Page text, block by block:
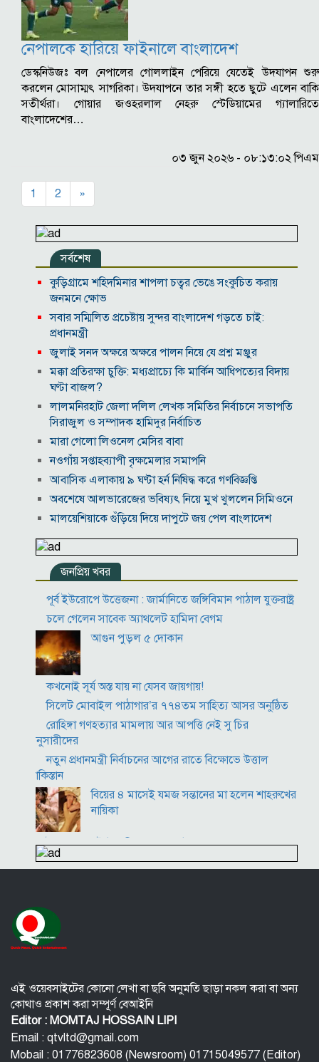
নেপালকে হারিয়ে ফাইনালে বাংলাদেশ
ডেস্কনিউজঃ বল নেপালের গোললাইন পেরিয়ে যেতেই উদযাপন শুরু
করলেন মোসাম্মৎ সাগরিকা। উদযাপনে তার সঙ্গী হতে ছুটে এলেন বাকি
সতীর্থরা। গোয়ার জওহরলাল নেহরু স্টেডিয়ামের গ্যালারিতে
বাংলাদেশের…
০৩ জুন ২০২৬ - ০৮:১৩:০২ পিএম
1 2 »
সর্বশেষ
কুড়িগ্রামে শহিদমিনার শাপলা চত্বর ভেঙে সংকুচিত করায়
জনমনে ক্ষোভ
সবার সম্মিলিত প্রচেষ্টায় সুন্দর বাংলাদেশ গড়তে চাই:
প্রধানমন্ত্রী
জুলাই সনদ অক্ষরে অক্ষরে পালন নিয়ে যে প্রশ্ন মঞ্জুর
মক্কা প্রতিরক্ষা চুক্তি: মধ্যপ্রাচ্যে কি মার্কিন আধিপত্যের বিদায়
ঘণ্টা বাজল?
‎লালমনিরহাট জেলা দলিল লেখক সমিতির নির্বাচনে সভাপতি
সিরাজুল ও সম্পাদক হামিদুর নির্বাচিত
মারা গেলো লিওনেল মেসির বাবা
নওগাঁয় সপ্তাহব্যাপী বৃক্ষমেলার সমাপনি
আবাসিক এলাকায় ৯ ঘণ্টা হর্ন নিষিদ্ধ করে গণবিজ্ঞপ্তি
অবশেষে আলভারেজের ভবিষ্যৎ নিয়ে মুখ খুললেন সিমিওনে
মালয়েশিয়াকে গুঁড়িয়ে দিয়ে দাপুটে জয় পেল বাংলাদেশ
পরকীয়া ও অর্থ কেলেঙ্কারির অভিযোগে চাপে ফিফা প্রধান
ইনফান্তিনো
নোয়াখালীতে ৯৭৯০ ইয়াবাসহ দুই পাচারকারী গ্রেপ্তার
কাজের ঘণ্টা নয়, উৎপাদনশীলতাই হোক জাতীয় সমৃদ্ধির
মাপকাঠি
বিশ্বকাপে মেসিকে মেরে ফেলার ষড়যন্ত্র, বেরিয়ে এলো ভয়াবহ
সব তথ্য
সরকারের কাজে কোনো গাফিলতি হলে কঠোর ব্যবস্থা নিচ্ছেন
প্রধানমন্ত্রী: রিজভী
জনপ্রিয় খবর
পূর্ব ইউরোপে উত্তেজনা : জার্মানিতে জঙ্গিবিমান পাঠাল যুক্তরাষ্ট্র
চলে গেলেন সাবেক অ্যাথলেট হামিদা বেগম
আগুন পুড়ল ৫ দোকান
কখনোই সূর্য অস্ত যায় না যেসব জায়গায়!
সিলেট মোবাইল পাঠাগার’র ৭৭৪তম সাহিত্য আসর অনুষ্ঠিত
রোহিঙ্গা গণহত্যার মামলায় আর আপত্তি নেই সু চির
অনুসারীদের
নতুন প্রধানমন্ত্রী নির্বাচনের আগের রাতে বিক্ষোভে উত্তাল
পাকিস্তান
বিয়ের ৪ মাসেই যমজ সন্তানের মা হলেন শাহরুখের
নায়িকা
ইংল্যান্ডের টেস্ট অধিনায়ক বেন স্টোকস
পুরুষরা সকালে উঠে এই ৫ ভুল করবেন না! শরীর বিগড়ে যাবে
এই ওয়েবসাইটের কোনো লেখা বা ছবি অনুমতি ছাড়া নকল করা বা অন্য
কোথাও প্রকাশ করা সম্পূর্ণ বেআইনি
Editor : MOMTAJ HOSSAIN LIPI
Email : qtvltd@gmail.com
Mobail : 01776823608 (Newsroom) 01715049577 (Editor)